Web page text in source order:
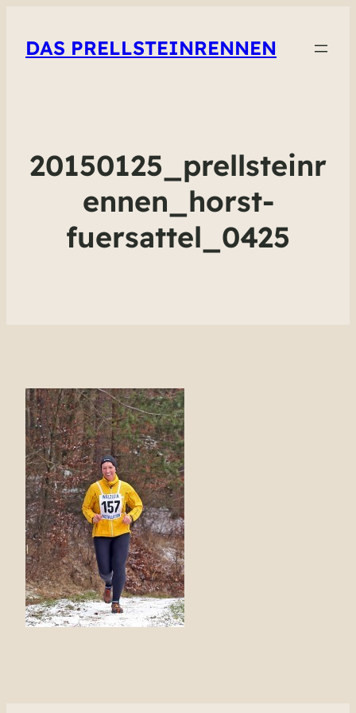
DAS PRELLSTEINRENNEN
20150125_prellsteinr
ennen_horst-
fuersattel_0425